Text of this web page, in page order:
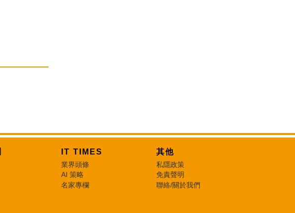
IT TIMES
業界頭條
AI 策略
名家專欄
其他
私隱政策
免責聲明
聯絡/關於我們